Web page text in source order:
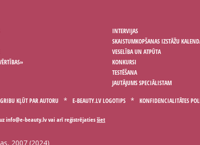
INTERVIJAS
SKAISTUMKOPŠANAS IZSTĀŽU
VESELĪBA UN ATPŪTA
KONKURSI
TESTĒŠANA
JAUTĀJUMS SPECIĀLISTAM
GRIBU KĻŪT PAR AUTORU E-BEAUTY.LV LOGOTIPS KONFIDENCIALITĀTES
vai arī reģistrējatiesšiet
2007 (2024)